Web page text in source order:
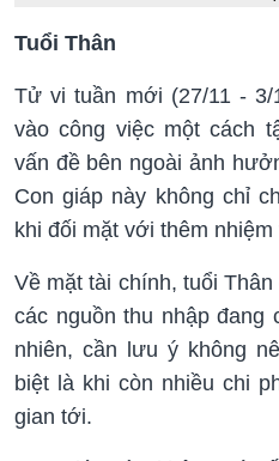
Tuổi Thân
Tử vi tuần mới (27/11 -
vào công việc một cách
vấn đề bên ngoài ảnh
Con giáp này không chỉ
khi đối mặt với thêm nhiệm
Về mặt tài chính, tuổi
các nguồn thu nhập đang
nhiên, cần lưu ý không
biệt là khi còn nhiều chi
gian tới.